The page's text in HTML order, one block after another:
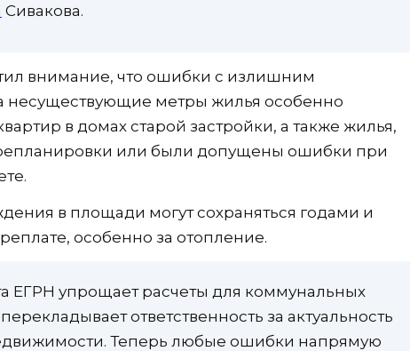
Сивакова.
внимание, что ошибки с излишним
несуществующие метры жилья особенно
в домах старой застройки, а также жилья,
или были допущены ошибки при
в площади могут сохраняться годами и
особенно за отопление.
ЕГРН упрощает расчеты для коммунальных
ответственность за актуальность
Теперь любые ошибки напрямую